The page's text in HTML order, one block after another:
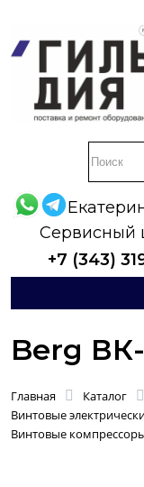
Сервисный
+7 (343)
Berg
Главная Каталог
Винтовые
Винтовые